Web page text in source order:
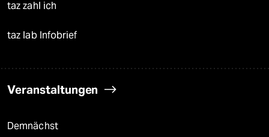
taz zahl ich
taz lab Infobrief
Veranstaltungen
Demnächst